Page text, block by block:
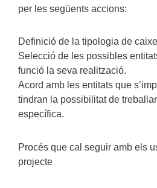
per les següents accions:
Definició de la tipologia de
Selecció de les possibles
funció la seva realització.
Acord amb les entitats que
tindran la possibilitat de
específica.
Procés que cal seguir amb els
projecte